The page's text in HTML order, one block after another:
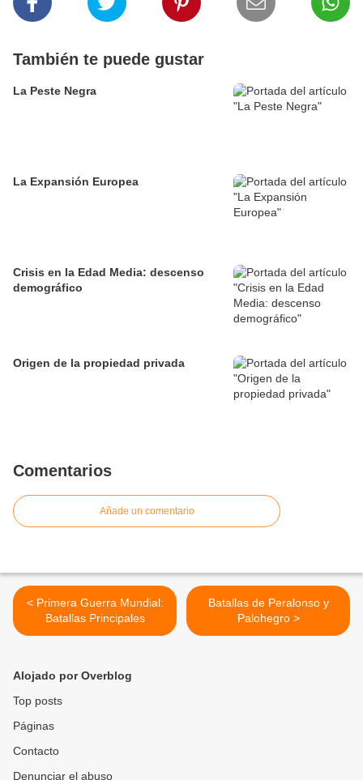
También te puede gustar
La Peste Negra
La Expansión Europea
Crisis en la Edad Media: descenso
demográfico
Origen de la propiedad privada
Comentarios
Añade un comentario
< Primera Guerra Mundial:
Batallas Principales
Batallas de Peralonso y
Palohegro >
Alojado por Overblog
Top posts
Páginas
Contacto
Denunciar el abuso